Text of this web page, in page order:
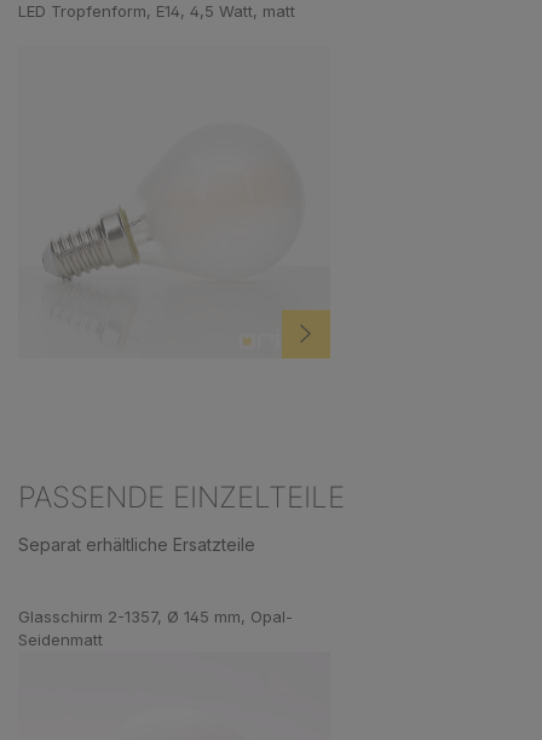
LED Tropfenform, E14, 4,5 Watt, matt
PASSENDE EINZELTEILE
Separat erhältliche Ersatzteile
Glasschirm 2-1357, Ø 145 mm, Opal-
Seidenmatt